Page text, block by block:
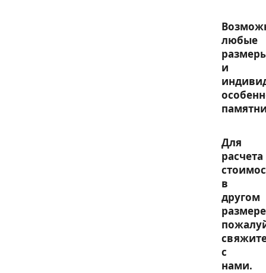
любые
и
Для
расчета
в
другом
с
нами.